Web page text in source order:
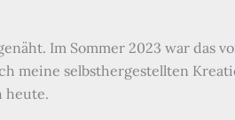
Im Sommer 2023 war das
meine selbsthergestellten
heute.